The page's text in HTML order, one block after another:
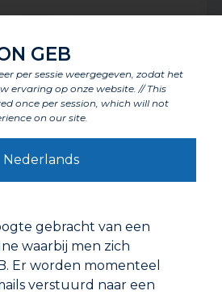
GEB
per sessie weergegeven, zodat het
ervaring op onze website. // This
once per session, which will not
on our site.
Nederlands
gebracht van een
waarbij men zich
Er worden momenteel
verstuurd naar een